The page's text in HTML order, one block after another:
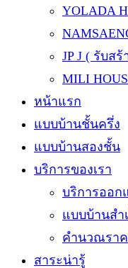
YOLADA
JP J ( รับส
MILI
หน้าแรก
แบบบ้านชั้นครึ่ง
แบบบ้านสองชั้น
บริการของเรา
บริการออก
แบบบ้านสำ
คำนวณรา
สาระน่ารู้